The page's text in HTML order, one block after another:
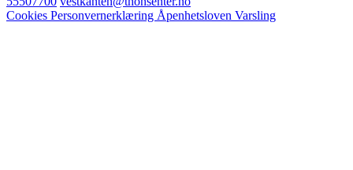
Cookies Personvernerklæring Åpenhetsloven Varsling